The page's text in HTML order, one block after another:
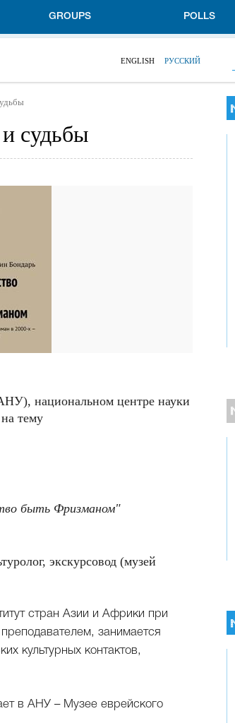
GROUPS POLLS
ENGLISH РУССКИЙ
судьбы
национальном центре науки
тему
быть Фризманом"
экскурсовод (музей
стран Азии и Африки при
занимается
культурных контактов,
в АНУ – Музее еврейского